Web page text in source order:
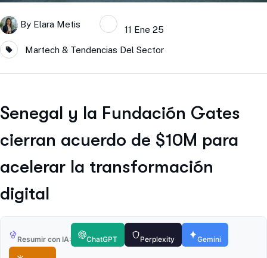
By Elara Metis
11 Ene 25
Martech & Tendencias Del Sector
Senegal y la Fundación Gates
cierran acuerdo de $10M para
acelerar la transformación
digital
Resumir con IA: ChatGPT Perplexity Gemini